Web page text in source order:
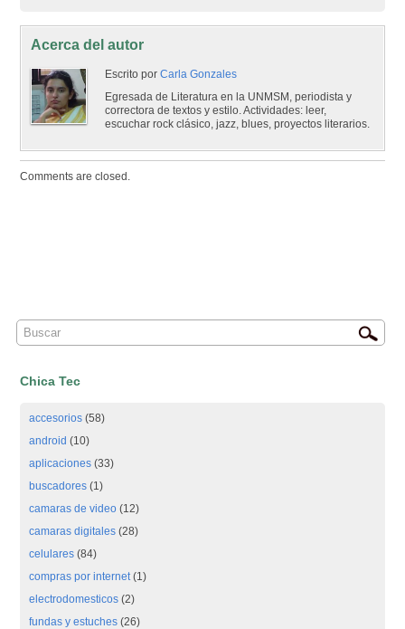
Acerca del autor
Escrito porCarla Gonzales
Egresada de Literatura en la UNMSM, periodista y
correctora de textos y estilo. Actividades: leer,
escuchar rock clásico, jazz, blues, proyectos literarios.
Comments are closed.
Chica Tec
accesorios (58)
android (10)
aplicaciones (33)
buscadores (1)
camaras de video (12)
camaras digitales (28)
celulares (84)
compras por internet(1)
electrodomesticos (2)
fundas y estuches (26)